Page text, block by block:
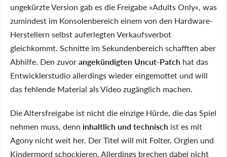
ungekürzte Version gab es die Freigabe »Adults Only«, was
zumindest im Konsolenbereich einem von den Hardware-
Herstellern selbst auferlegten Verkaufsverbot
gleichkommt. Schnitte im Sekundenbereich schafften aber
Abhilfe. Den zuvorangekündigten Uncut-Patch hat das
Entwicklerstudio allerdings wieder eingemottet und will
das fehlende Material als Video zugänglich machen.
Die Altersfreigabe ist nicht die einzige Hürde, die das Spiel
nehmen muss, denn inhaltlich und technisch ist es mit
Agony nicht weit her. Der Titel will mit Folter, Orgien und
Kindermord schockieren. Allerdings brechen dabei nicht